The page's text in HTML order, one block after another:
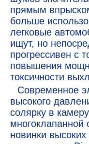
прямым
больше
легковые
ищут, но
прогрессивен с
повышения
токсичности
Современное
высокого
солярку в
многоклапанной
новинки